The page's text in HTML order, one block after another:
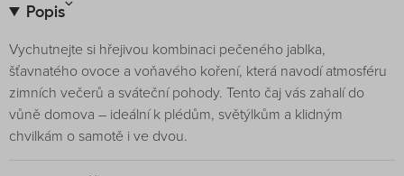
Popis
Vychutnejte si hřejivou kombinaci pečeného jablka,
šťavnatého ovoce a voňavého koření, která navodí atmosféru
zimních večerů a sváteční pohody. Tento čaj vás zahalí do
vůně domova – ideální k plédům, světýlkům a klidným
chvilkám o samotě i ve dvou.